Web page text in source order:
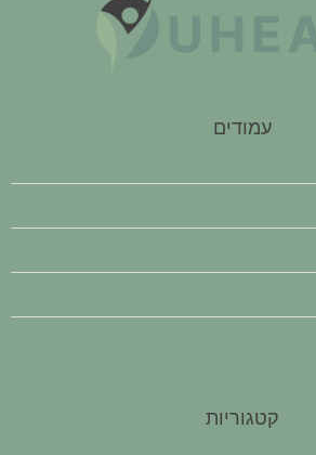
עמודים
קטגוריות